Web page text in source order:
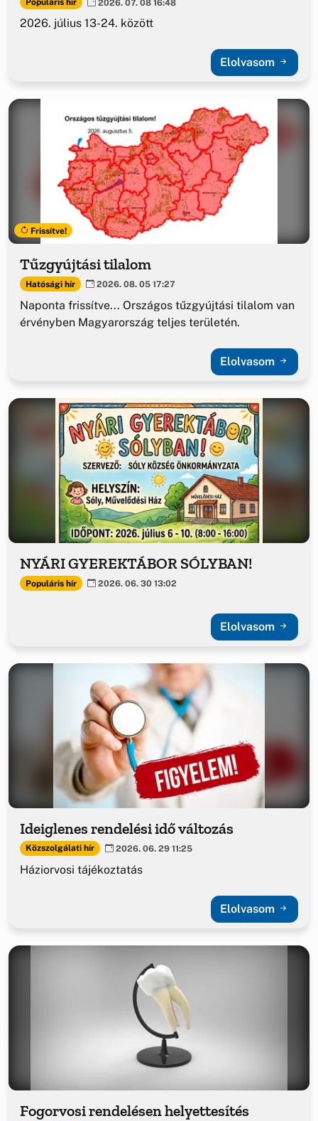
2026. 07. 08 16:48
2026. július 13-24. között
Elolvasom
Frissítve!
Tűzgyújtási tilalom
Hatósági hír 2026. 08. 05 17:27
Naponta frissítve... Országos tűzgyújtási tilalom van
érvényben Magyarország teljes területén.
Elolvasom
NYÁRI GYEREKTÁBOR SÓLYBAN!
Populáris hír 2026. 06. 30 13:02
Elolvasom
Ideiglenes rendelési idő változás
Közszolgálati hír 2026. 06. 29 11:25
Háziorvosi tájékoztatás
Elolvasom
Fogorvosi rendelésen helyettesítés